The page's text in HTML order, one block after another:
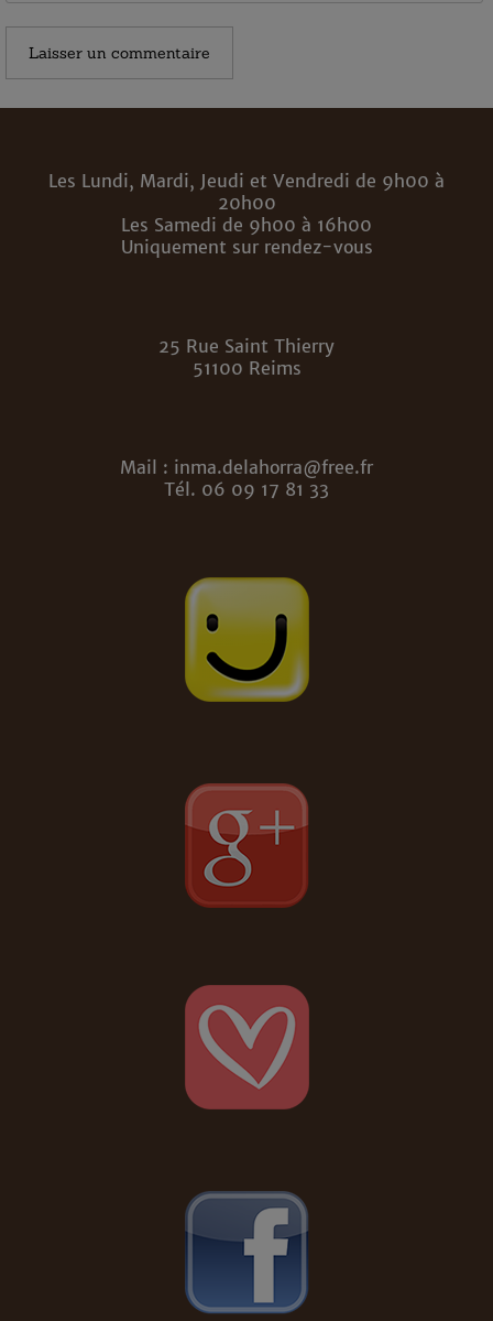
Les Lundi, Mardi, Jeudi et Vendredi de 9h00 à
20h00
Les Samedi de 9h00 à 16h00
Uniquement sur rendez-vous
25 Rue Saint Thierry
51100 Reims
Mail : inma.delahorra@free.fr
Tél. 06 09 17 81 33